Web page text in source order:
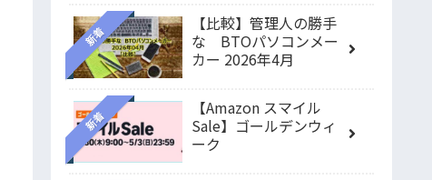
新着
【比較】管理人の勝手
な BTOパソコンメー
カー 2026年4月
新着
【Amazon スマイル
Sale】ゴールデンウィ
ーク